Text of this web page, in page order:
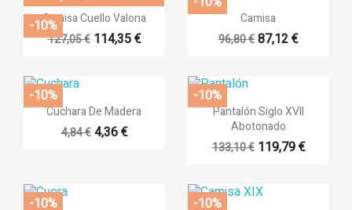
 Vista rápida
Camisa Cuello Valona
127,05 € 114,35 €
-10%
 Vista rápida
Camisa
96,80 €87,12 €
 Vista rápida
Cuchara De Madera
4,84 € 4,36 €
-10%
 Vista rápida
Pantalón Siglo XVII
Abotonado
133,10 € 119,79 €
-10%
-10% -10%